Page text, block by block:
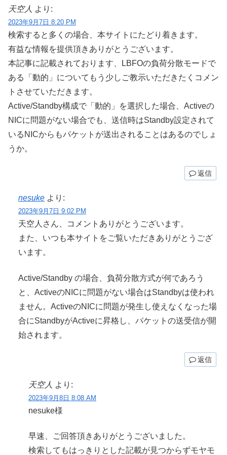
天空人 より:
2023年9月7日 8:20 PM
検索すると多くの場合、本サイトにたどり着きます。
有益な情報を提供頂きありがとうございます。
本記事に記載されております、LBFOの負荷分散モードで
ある「動的」についてもう少しご教示いただきたくコメン
トさせていただきます。
Active/Standby構成で「動的」を選択した場合、Activeの
NICに問題がない場合でも、送信時はStandby設定されて
いるNICからもパケットが送出されることはあるのでしょ
うか。
返信
nesuke より:
2023年9月7日 9:02 PM
天空人さん、コメントありがとうございます。
また、いつも本サイトをご覧いただきありがとうござ
います。
Active/Standby の場合、負荷分散方式が何であろう
と、ActiveのNICに問題がない場合はStandbyは使われ
ません。ActiveのNICに問題が発生し使えなくなった場
合にStandbyがActiveに昇格し、パケットの送受信が開
始されます。
返信
天空人 より:
2023年9月8日 8:08 AM
nesuke様
早速、ご回答頂きありがとうございました。
検索してもはっきりとした記載が見つからずモヤモ